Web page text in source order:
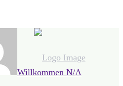
Willkommen N/A